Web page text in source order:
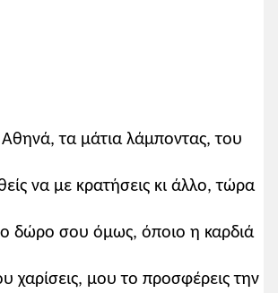
τα μάτια λάμποντας, του
να με κρατήσεις κι άλλο, τώρα
δώρο σου όμως, όποιο η καρδιά
χαρίσεις, μου το προσφέρεις την